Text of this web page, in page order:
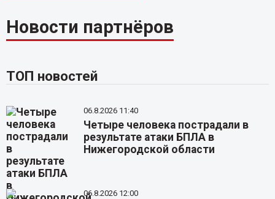
Новости партнёров
ТОП новостей
06.8.2026 11:40
Четыре человека пострадали в
результате атаки БПЛА в
Нижегородской области
06.8.2026 12:00